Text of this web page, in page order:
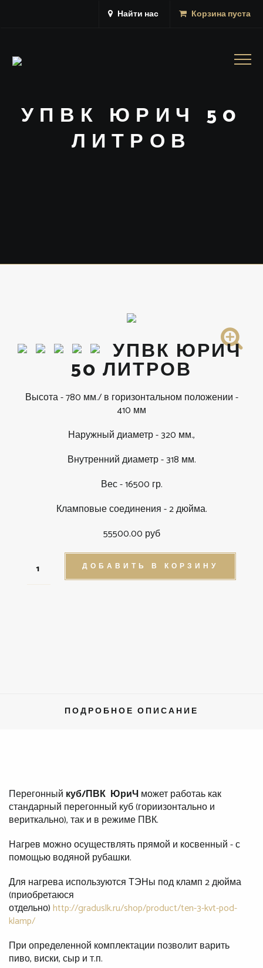
Найти нас Корзина пуста
УПВК ЮРИЧ 50
ЛИТРОВ
УПВК ЮРИЧ
50 ЛИТРОВ
Высота - 780 мм./ в горизонтальном положении -
410 мм
Наружный диаметр - 320 мм.,
Внутренний диаметр - 318 мм.
Вес - 16500 гр.
Кламповые соединения - 2 дюйма.
55500.00 руб
ДОБАВИТЬ В КОРЗИНУ
ПОДРОБНОЕ ОПИСАНИЕ
Перегонный куб/ПВК ЮриЧможет работаь как
стандарный перегонный куб (гориизонтально и
вериткально), так и в режиме ПВК.
Нагрев можно осуществлять прямой и косвенный - с
помощью водяной рубашки.
Для нагрева используются ТЭНы под кламп 2 дюйма
(приобретаюся
отдельно)http://graduslk.ru/shop/product/ten-3-kvt-pod-
klamp/
При определенной комплектации позволит варить
пиво, виски, сыр и т.п.